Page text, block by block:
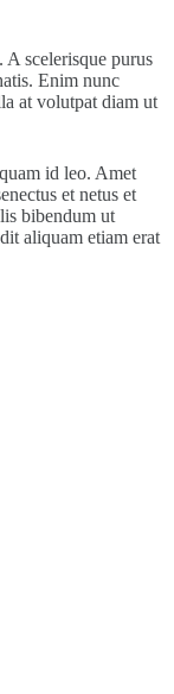
scelerisque purus
Enim nunc
at volutpat diam ut
id leo. Amet
et netus et
bibendum ut
aliquam etiam erat